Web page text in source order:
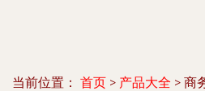
当前位置： 首页 > 产品大全 > 商